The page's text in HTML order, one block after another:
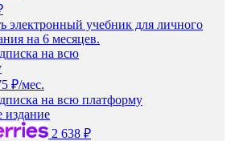
электронный учебник для личного
на 6 месяцев.
на всю
₽/мес.
на всю платформу
издание
2 638 ₽